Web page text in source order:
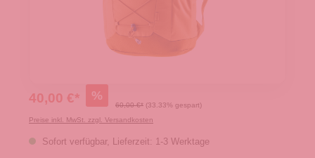
40,00 €* %
60,00 €* (33.33% gespart)
Preise inkl. MwSt. zzgl. Versandkosten
Sofort verfügbar, Lieferzeit: 1-3 Werktage